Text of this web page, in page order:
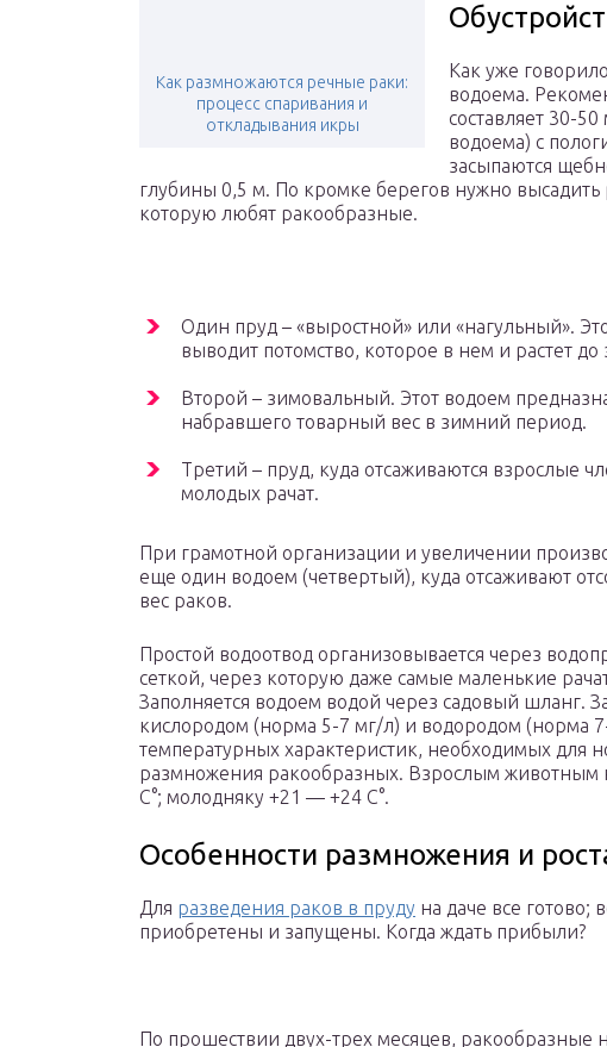
Как размножаются речные раки:
процесс спаривания и
откладывания икры
Как уже
водоема.
составляет 30-
водоема) с
засыпаются
глубины 0,5 м. По кромке берегов нужно высадить
которую любят ракообразные.
Один пруд – «выростной» или «нагульный».
выводит потомство, которое в нем и растет
Второй – зимовальный. Этот водоем
набравшего товарный вес в зимний период.
Третий – пруд, куда отсаживаются взрослые
молодых рачат.
При грамотной организации и увеличении
еще один водоем (четвертый), куда отсаживают
вес раков.
Простой водоотвод организовывается через
сеткой, через которую даже самые маленькие
Заполняется водоем водой через садовый шланг.
кислородом (норма 5-7 мг/л) и водородом (норма
температурных характеристик, необходимых для
размножения ракообразных. Взрослым животным
С°; молодняку +21 — +24 С°.
Особенности размножения и
Для разведения раков в пруду на даче все
приобретены и запущены. Когда ждать прибыли?
По прошествии двух-трех месяцев, ракообразные